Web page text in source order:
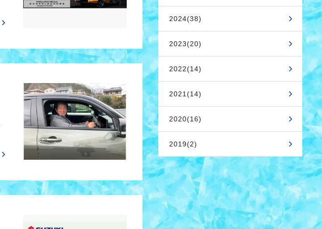
2024(38)
2023(20)
2022(14)
2021(14)
2020(16)
2019(2)